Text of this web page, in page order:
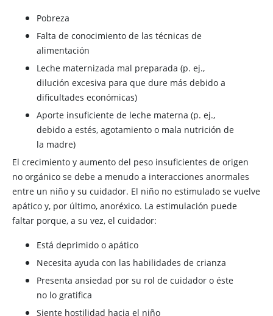
Pobreza
Falta de conocimiento de las técnicas de
alimentación
Leche maternizada mal preparada (p. ej.,
dilución excesiva para que dure más debido a
dificultades económicas)
Aporte insuficiente de leche materna (p. ej.,
debido a estés, agotamiento o mala nutrición de
la madre)
El crecimiento y aumento del peso insuficientes de origen
no orgánico se debe a menudo a interacciones anormales
entre un niño y su cuidador. El niño no estimulado se vuelve
apático y, por último, anoréxico. La estimulación puede
faltar porque, a su vez, el cuidador:
Está deprimido o apático
Necesita ayuda con las habilidades de crianza
Presenta ansiedad por su rol de cuidador o éste
no lo gratifica
Siente hostilidad hacia el niño